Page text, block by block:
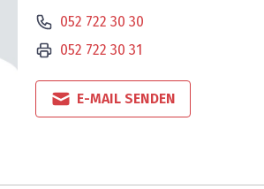
052 722 30 30
052 722 30 31
E-MAIL SENDEN